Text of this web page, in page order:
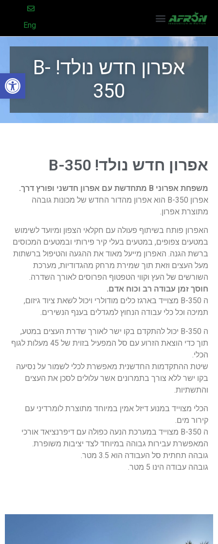
פתח
Eng
אפרון חדש נולד! B-
350
אפרון חדש נולד! B-350
משפחת אפרוני B מתחדשת עם אפרון חדשני ופורץ דרך.
אפרון B-350 הוא אפרון מהדור החדש של מכונות גובהה
מתוצרת אפרון.
האפרון פותח בשיתוף פעולה עם חקלאי הצפון ומיועד לשימוש
במטעים צפופים, במטעים בעלי קיר פירותי ובמטעים המכוסים
ברשת הגנה. האפרון מייעל מאוד את ההגעה והטיפול ברשתות
מעל העצים וזאת תוך שמירת מרחק מהגדודיות, מערכת
השורשים של העץ וקווי הטפטוף הפרוסים לאורך השדרה.
חוסך זמן עבודה רב וכוח אדם.
ה B-350 מצוייד בארגז כלים מודולרי ויכול לשאת ציוד גיזום,
תמיכה וכל כלי עבודה הנחוץ למגדלים בענף הנשירים.
ה B-350 יכול להתקדם בקו ישר לאורך שדרת העצים במטע,
תוך כדי הוצאת הזרוע עם סל המפעיל בזוית של 45 מעלות לגוף
הכלי.
שיטת ההתקדמות החדשנית מאפשרת לכלי לשמור על נסיעה
בקו ישר ללא צורך בתמרונים אשר עלולים לסכן את העצים
והתשתיות.
הכלי מצוייד במנוע דיזל אמין במיוחד מתוצרת לומרדיני עם
קירור מים.
ה B-350 מצוייד במערכת הנעה כפולה עם דיפרנציאד אורכי
המאפשרת עבירות גבוהה במיוחד לצד יציבות משופרת.
גובהה תחתית סל העבודה הוא 3.5 מטר.
גובהה עבודה הינו 5 מטר.